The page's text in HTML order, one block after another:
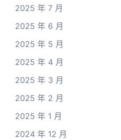
2025 年 7 月
2025 年 6 月
2025 年 5 月
2025 年 4 月
2025 年 3 月
2025 年 2 月
2025 年 1 月
2024 年 12 月